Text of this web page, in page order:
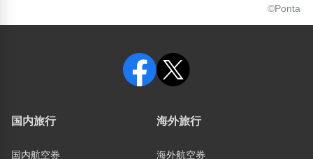
©Ponta
国内旅行
国内航空券
海外旅行
海外航空券